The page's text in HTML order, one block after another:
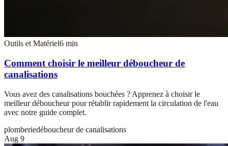
Outils et Matériel6 min
Comment choisir le meilleur déboucheur de
canalisations
Vous avez des canalisations bouchées ? Apprenez à choisir le
meilleur déboucheur pour rétablir rapidement la circulation de l'eau
avec notre guide complet.
plomberiedéboucheur de canalisations
Aug 9